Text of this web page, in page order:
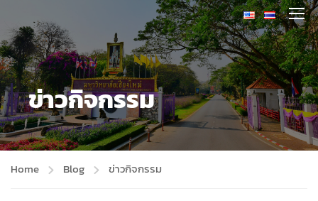
ข่าวกิจกรรม
Home Blog ข่าวกิจกรรม